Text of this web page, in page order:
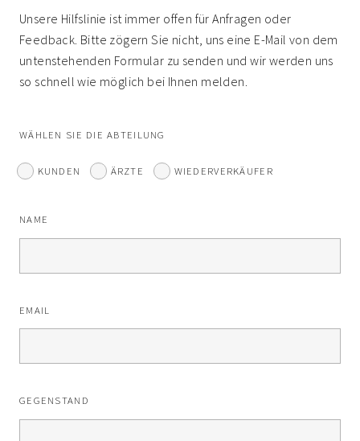
Unsere Hilfslinie ist immer offen für Anfragen oder
Feedback. Bitte zögern Sie nicht, uns eine E-Mail von dem
untenstehenden Formular zu senden und wir werden uns
so schnell wie möglich bei Ihnen melden.
WÄHLEN SIE DIE ABTEILUNG
KUNDEN ÄRZTE WIEDERVERKÄUFER
NAME
EMAIL
GEGENSTAND